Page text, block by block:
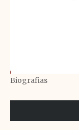
Biografias